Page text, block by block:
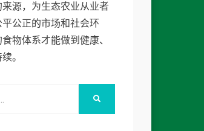
源，为生态农业从业者
公正的市场和社会环
物体系才能做到健康、
。